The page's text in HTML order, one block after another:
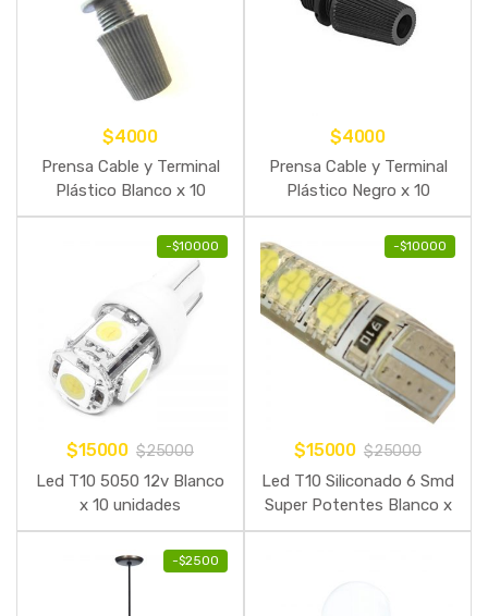
$4000
Prensa Cable y Terminal
Plástico Blanco x 10
unidades
$4000
Prensa Cable y Terminal
Plástico Negro x 10
unidades
-$10000
$15000 $25000
Led T10 5050 12v Blanco
x 10 unidades
-$10000
$15000 $25000
Led T10 Siliconado 6 Smd
Super Potentes Blanco x
10 unidades
-$2500